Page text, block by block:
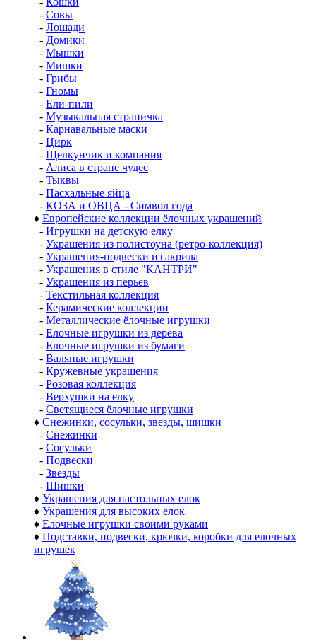
- Совы
- Лошади
- Домики
- Мышки
- Мишки
- Грибы
- Гномы
- Ели-пили
- Музыкальная страничка
- Карнавальные маски
- Цирк
- Щелкунчик и компания
- Алиса в стране чудес
- Тыквы
- Пасхальные яйца
- КОЗА и ОВЦА - Символ года
♦ Европейские коллекции ёлочных украшений
- Игрушки на детскую елку
- Украшения из полистоуна (ретро-коллекция)
- Украшения-подвески из акрила
- Украшения в стиле "КАНТРИ"
- Украшения из перьев
- Текстильная коллекция
- Керамические коллекции
- Металлические ёлочные игрушки
- Елочные игрушки из дерева
- Елочные игрушки из бумаги
- Валяные игрушки
- Кружевные украшения
- Розовая коллекция
- Верхушки на елку
- Светящиеся ёлочные игрушки
♦ Снежинки, сосульки, звезды, шишки
- Снежинки
- Сосульки
- Подвески
- Звезды
- Шишки
♦ Украшения для настольных елок
♦ Украшения для высоких елок
♦ Елочные игрушки своими руками
♦ Подставки, подвески, крючки, коробки для елочных
игрушек